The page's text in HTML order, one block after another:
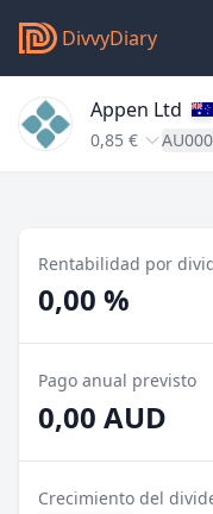
DivvyDiary
Appen Ltd
0,85 €
Rentabilidad por
0,00 %
Pago anual previsto
0,00 AUD
Crecimiento del